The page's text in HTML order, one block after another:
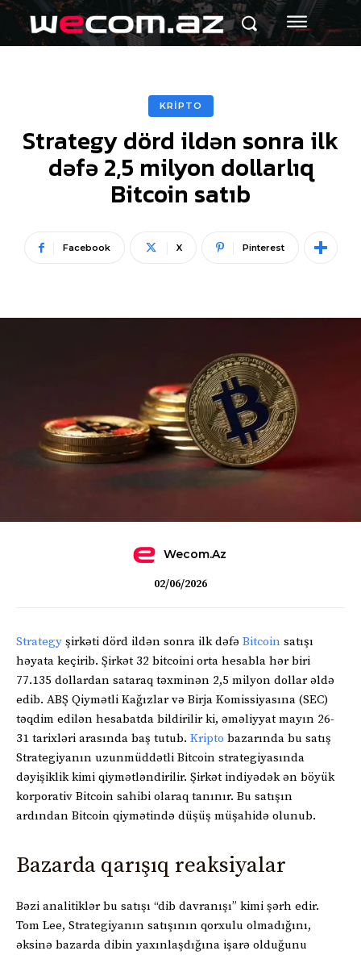
KRİPTO
Strategy dörd ildən sonra ilk
dəfə 2,5 milyon dollarlıq
Bitcoin satıb
Facebook X Pinterest
Wecom.az
02/06/2026
Strategy şirkəti dörd ildən sonra ilk dəfə Bitcoin satışı
həyata keçirib. Şirkət 32 bitcoini orta hesabla hər biri
77.135 dollardan sataraq təxminən 2,5 milyon dollar əldə
edib. ABŞ Qiymətli Kağızlar və Birja Komissiyasına (SEC)
təqdim edilən hesabatda bildirilir ki, əməliyyat mayın 26-
31 tarixləri arasında baş tutub. Kripto bazarında bu satış
Strategiyanın uzunmüddətli Bitcoin strategiyasında
dəyişiklik kimi qiymətləndirilir. Şirkət indiyədək ən böyük
korporativ Bitcoin sahibi olaraq tanınır. Bu satışın
ardından Bitcoin qiymətində düşüş müşahidə olunub.
Bazarda qarışıq reaksiyalar
Bəzi analitiklər bu satışı “dib davranışı” kimi şərh edir.
Tom Lee, Strategiyanın satışının qorxulu olmadığını,
əksinə bazarda dibin yaxınlaşdığına işarə olduğunu